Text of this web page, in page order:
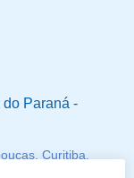
Paraná -
Curitiba,